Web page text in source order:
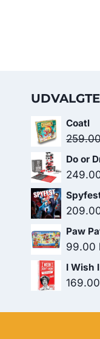
Coatl
Do or
Paw
99.00
I Wish
169.00